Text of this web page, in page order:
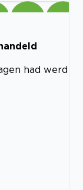
had werd